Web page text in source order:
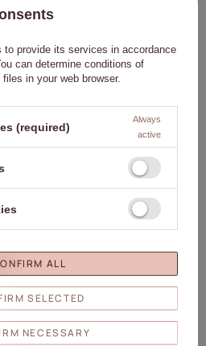
1 g
Polvo para uñas Seaside MollyLac 1 g
0,23 €
(0,23 € / g
1 g
Haga clic para añadir
Polvo para uñas Orange Paradise
MollyLac 1 g N.º 4
0,91 €
(0,91 € / g)
provide its services in accordance
can determine conditions of
in your web browser.
(required)
Always
active
SELECTED
NECESSARY
ALL